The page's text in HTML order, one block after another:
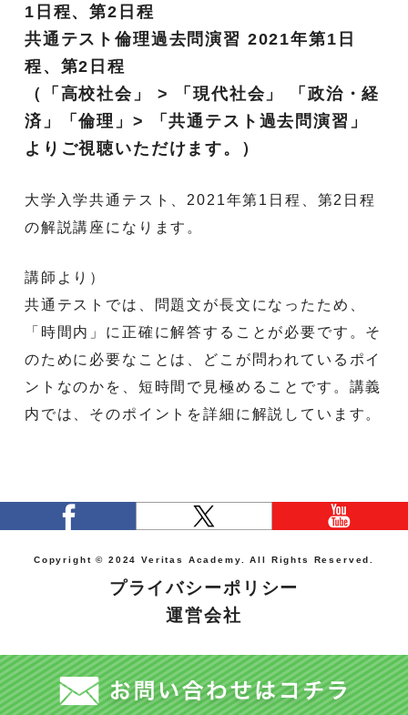
1日程、第2日程
共通テスト倫理過去問演習 2021年第1日
程、第2日程
（「高校社会」 > 「現代社会」 「政治・経
済」「倫理」> 「共通テスト過去問演習」
よりご視聴いただけます。）
大学入学共通テスト、2021年第1日程、第2日程
の解説講座になります。
講師より）
共通テストでは、問題文が長文になったため、
「時間内」に正確に解答することが必要です。そ
のために必要なことは、どこが問われているポイ
ントなのかを、短時間で見極めることです。講義
内では、そのポイントを詳細に解説しています。
Copyright © 2024 Veritas Academy. All Rights Reserved.
プライバシーポリシー
運営会社